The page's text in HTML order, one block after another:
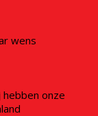
wens
onze